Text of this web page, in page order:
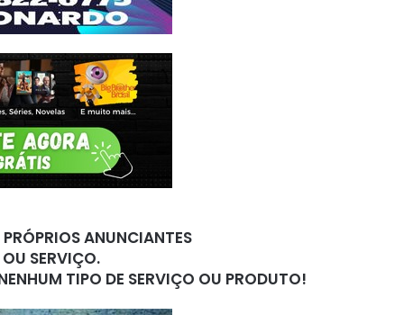
ANUNCIANTES
SERVIÇO.
TIPO DE SERVIÇO OU PRODUTO!